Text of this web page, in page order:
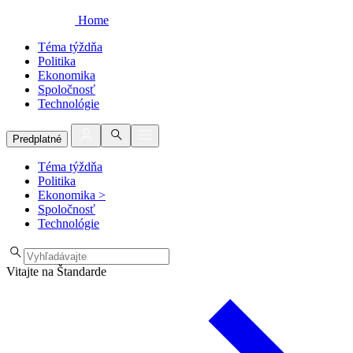
Home
Téma týždňa
Politika
Ekonomika
Spoločnosť
Technológie
Predplatné
Téma týždňa
Politika
Ekonomika >
Spoločnosť
Technológie
Vitajte na Štandarde